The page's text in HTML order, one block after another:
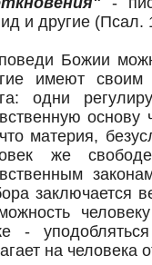
и другие (Псал.
Божии
имеют своим
одни
материя,
же
заключается
-
на человека